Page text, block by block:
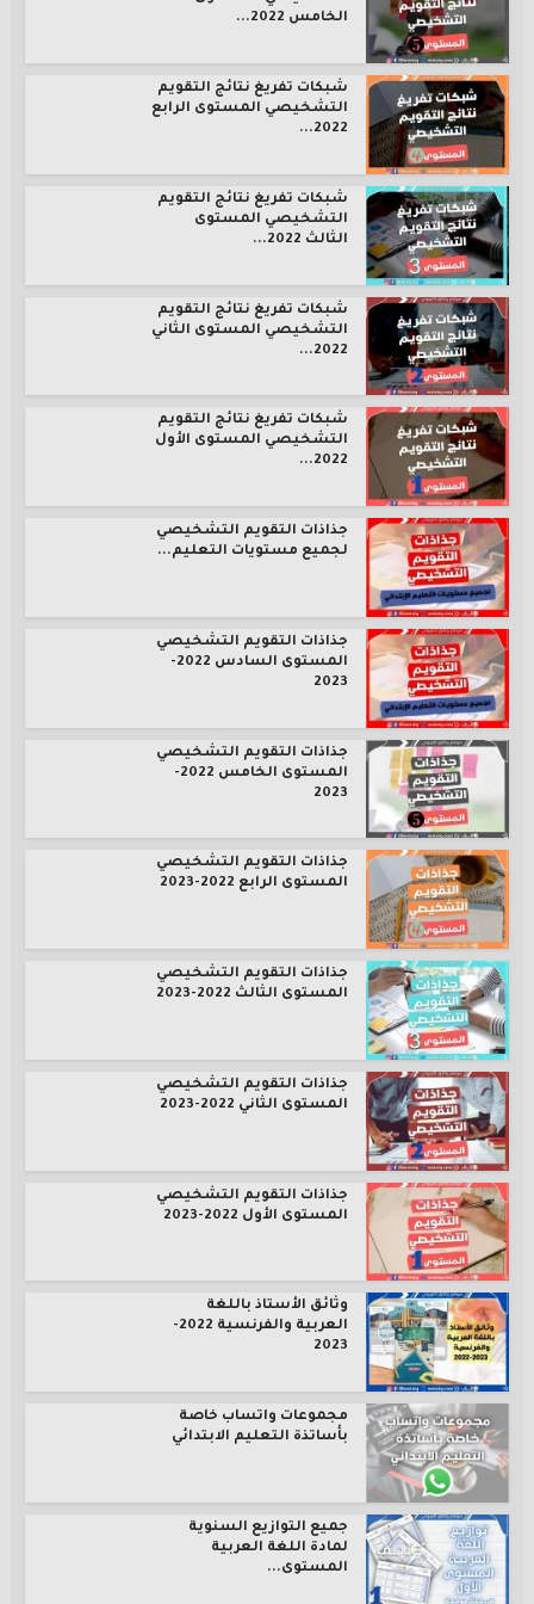
الخامس 2022...
شبكات تفريغ نتائج التقويم
التشخيصي المستوى الرابع
2022...
شبكات تفريغ نتائج التقويم
التشخيصي المستوى
الثالث 2022...
شبكات تفريغ نتائج التقويم
التشخيصي المستوى الثاني
2022...
شبكات تفريغ نتائج التقويم
التشخيصي المستوى الأول
2022...
جذاذات التقويم التشخيصي
لجميع مستويات التعليم...
جذاذات التقويم التشخيصي
المستوى السادس 2022-
2023
جذاذات التقويم التشخيصي
المستوى الخامس 2022-
2023
جذاذات التقويم التشخيصي
المستوى الرابع 2022-2023
جذاذات التقويم التشخيصي
المستوى الثالث 2022-2023
جذاذات التقويم التشخيصي
المستوى الثاني 2022-2023
جذاذات التقويم التشخيصي
المستوى الأول 2022-2023
وثائق الأستاذ باللغة
العربية والفرنسية 2022-
2023
مجموعات واتساب خاصة
بأساتذة التعليم الابتدائي
جميع التوازيع السنوية
لمادة اللغة العربية
المستوى...